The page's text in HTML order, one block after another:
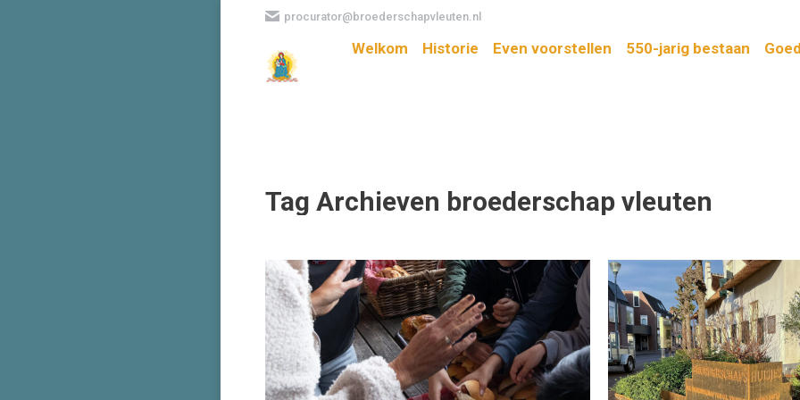
procurator@broederschapvleuten.nl
Welkom Historie Even voorstellen 550-jarig bestaan
Tag Archieven broederschap vleuten